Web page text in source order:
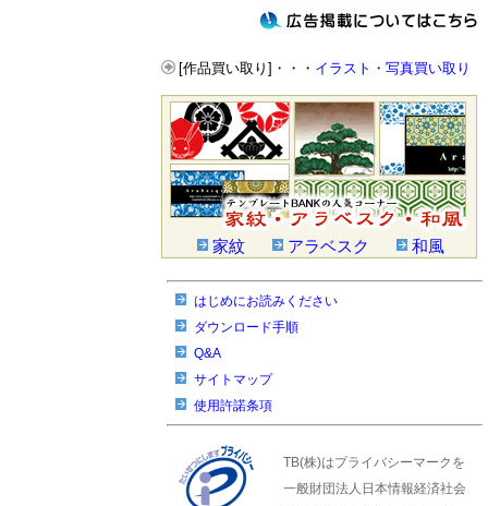
[作品買い取り]・・・ イラスト・写真買い取り
家紋 アラベスク 和風
はじめにお読みください
ダウンロード手順
Q&A
サイトマップ
使用許諾条項
TB(株)はプライバシーマークを
一般財団法人日本情報経済社会